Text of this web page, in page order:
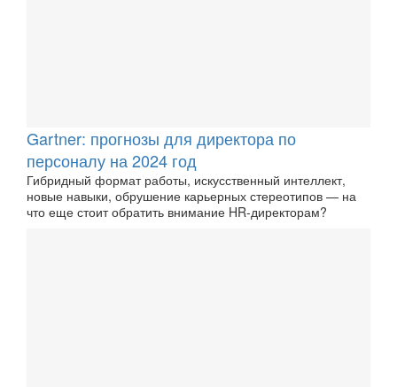
Gartner: прогнозы для директора по
персоналу на 2024 год
Гибридный формат работы, искусственный интеллект,
новые навыки, обрушение карьерных стереотипов — на
что еще стоит обратить внимание HR-директорам?